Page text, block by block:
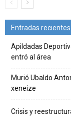
Entradas recientes
Apildadas
entró al área
Murió Ubaldo
xeneize
Crisis y